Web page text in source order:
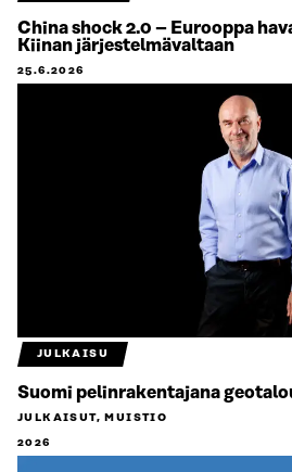
China shock 2.0 – Eurooppa
Kiinan järjestelmävaltaan
25.6.2026
JULKAISU
Suomi pelinrakentajana
JULKAISUT, MUISTIO
2026